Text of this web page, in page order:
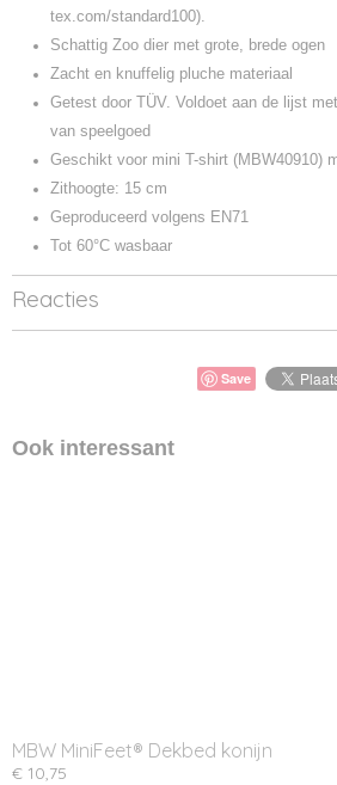
tex.com/standard100).
Schattig Zoo dier met grote, brede ogen
Zacht en knuffelig pluche materiaal
Getest door TÜV. Voldoet aan de lijst
van speelgoed
Geschikt voor mini T-shirt (MBW40910)
Zithoogte: 15 cm
Geproduceerd volgens EN71
Tot 60°C wasbaar
Reacties
Save
Ook interessant
MBW MiniFeet® Dekbed konijn
€ 10,75